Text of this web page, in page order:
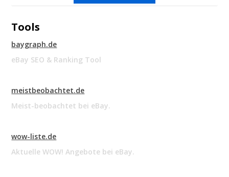
Tools
baygraph.de
eBay SEO & Ranking Tool
meistbeobachtet.de
Meist-beobachtet bei eBay.
wow-liste.de
Aktuelle WOW! Angebote bei eBay.